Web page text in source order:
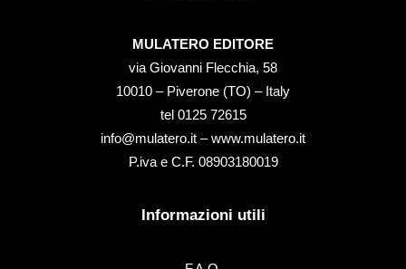
MULATERO EDITORE
via Giovanni Flecchia, 58
10010 – Piverone (TO) – Italy
tel ‭0125 72615‬
info@mulatero.it –www.mulatero.it
P.iva e C.F. 08903180019
Informazioni utili